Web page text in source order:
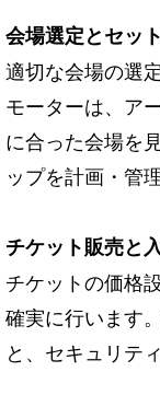
会場選定とセッ
適切な会場の選
モーターは、ア
に合った会場を
ップを計画・管
チケット販売と
チケットの価格
確実に行います
と、セキュリテ